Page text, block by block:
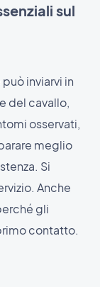
sul
inviarvi in
del cavallo,
osservati,
meglio
Si
Anche
gli
contatto.